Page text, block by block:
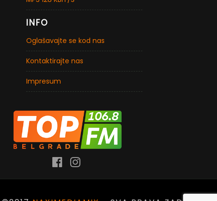
INFO
Oglašavajte se kod nas
Kontaktirajte nas
Impresum